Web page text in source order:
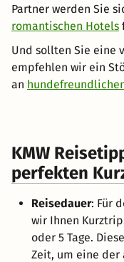
Partner werden Sie
romantischen Hotels
Und sollten Sie eine
empfehlen wir ein
an
KMW
perfekten
Reisedauer: Für
wir Ihnen
oder 5 Tage.
Zeit, um eine der